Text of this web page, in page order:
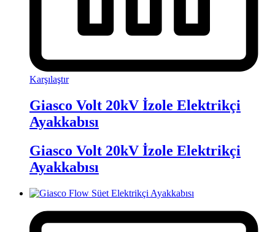
Karşılaştır
Giasco Volt 20kV İzole Elektrikçi
Ayakkabısı
Giasco Volt 20kV İzole Elektrikçi
Ayakkabısı